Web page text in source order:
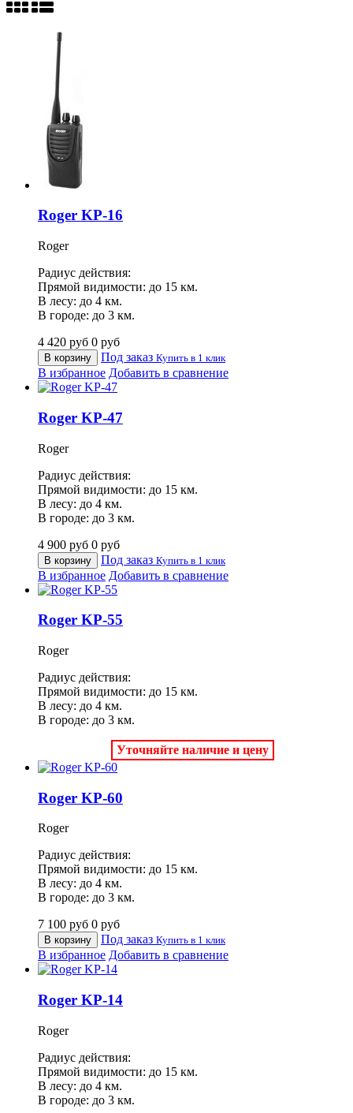
Roger KP-16
Roger
Радиус действия:
Прямой видимости: до 15 км.
В лесу: до 4 км.
В городе: до 3 км.
4 420 руб 0 руб
В корзину Под заказ Купить в 1 клик
В избранное Добавить в сравнение
Roger KP-47
Roger
Радиус действия:
Прямой видимости: до 15 км.
В лесу: до 4 км.
В городе: до 3 км.
4 900 руб 0 руб
В корзину Под заказ Купить в 1 клик
В избранное Добавить в сравнение
Roger KP-55
Roger
Радиус действия:
Прямой видимости: до 15 км.
В лесу: до 4 км.
В городе: до 3 км.
Уточняйте наличие и цену
Roger KP-60
Roger
Радиус действия:
Прямой видимости: до 15 км.
В лесу: до 4 км.
В городе: до 3 км.
7 100 руб 0 руб
В корзину Под заказ Купить в 1 клик
В избранное Добавить в сравнение
Roger KP-14
Roger
Радиус действия:
Прямой видимости: до 15 км.
В лесу: до 4 км.
В городе: до 3 км.